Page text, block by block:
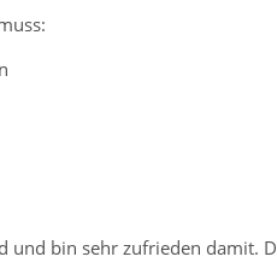
und bin sehr zufrieden damit.